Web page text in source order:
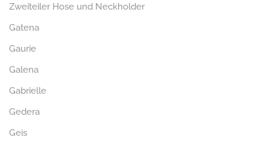
Zweiteiler Hose und Neckholder
Gatena
Gaurie
Galena
Gabrielle
Gedera
Geis